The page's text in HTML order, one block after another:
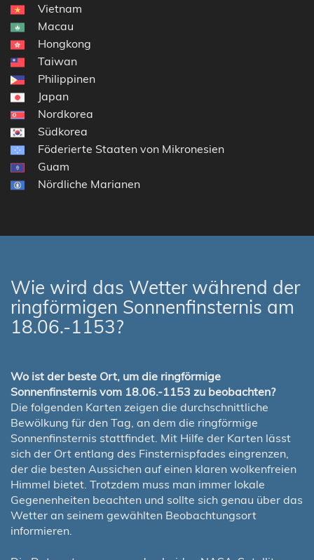
Vietnam
Macau
Hongkong
Taiwan
Philippinen
Japan
Nordkorea
Südkorea
Föderierte Staaten von Mikronesien
Guam
Nördliche Marianen
Wie wird das Wetter während der
ringförmigen Sonnenfinsternis am
18.06.-1153?
Wo ist der beste Ort, um die ringförmige
Sonnenfinsternis vom 18.06.-1153 zu beobachten?
Die folgenden Karten zeigen die durchschnittliche
Bewölkung für den Tag, an dem die ringförmige
Sonnenfinsternis stattfindet. Mit Hilfe der Karten lässt
sich der Ort entlang des Finsternispfades eingrenzen,
der die besten Aussichen auf einen klaren wolkenfreien
Himmel bietet. Trotzdem muss man immer lokale
Gegenenheiten beachten und sollte sich genau über das
Wetter an seinem gewählten Beobachtungsort
informieren.